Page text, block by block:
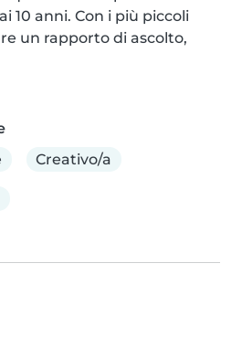
10 anni. Con i più piccoli
un rapporto di ascolto,
Creativo/a